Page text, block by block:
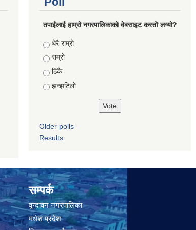
तपाईंलाई हाम्रो नगरपालिकाको वेबसाइट कस्तो लग्यो?
Choices
धेरै राम्रो
राम्रो
ठिकै
झन्झटिलो
Older polls
Results
सम्पर्क
वृन्दावन नगरपालिका
मधेश प्रदेश